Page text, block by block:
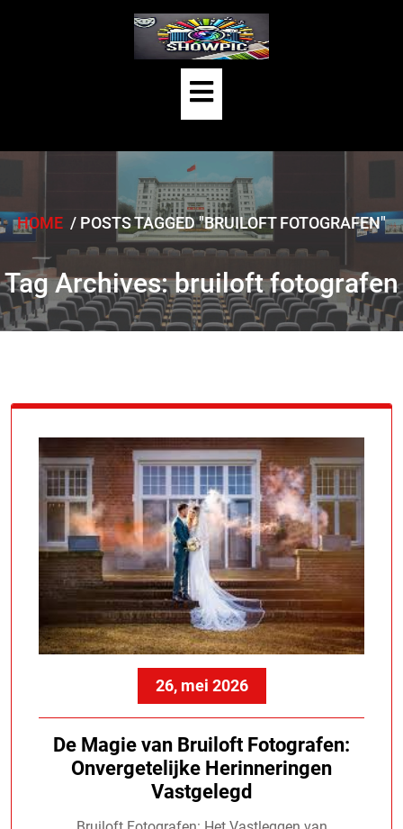
Open
Button
HOME / POSTS TAGGED "BRUILOFT FOTOGRAFEN"
Tag Archives: bruiloft fotografen
26, mei 2026
De Magie van Bruiloft Fotografen:
Onvergetelijke Herinneringen
Vastgelegd